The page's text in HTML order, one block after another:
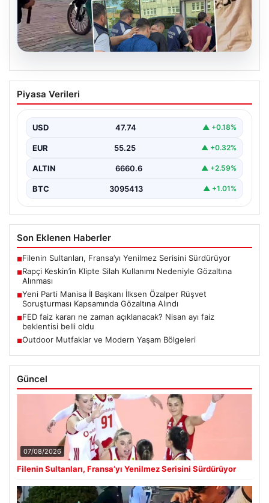
Rapçi Keskin’in Klipte Silah Kullanımı
Nedeniyle Gözaltına Alınması
rapçi Yüşa Keskin, son yaptığı müzik klibinde…
Piyasa Verileri
USD 47.74 ▲ +0.18%
EUR 55.25 ▲ +0.32%
ALTIN 6660.6 ▲ +2.59%
BTC 3095413 ▲ +1.01%
Son Eklenen Haberler
■Filenin Sultanları, Fransa’yı Yenilmez Serisini Sürdürüyor
■Rapçi Keskin’in Klipte Silah Kullanımı Nedeniyle Gözaltına
Alınması
■Yeni Parti Manisa İl Başkanı İlksen Özalper Rüşvet
Soruşturması Kapsamında Gözaltına Alındı
■FED faiz kararı ne zaman açıklanacak? Nisan ayı faiz
beklentisi belli oldu
■Outdoor Mutfaklar ve Modern Yaşam Bölgeleri
Güncel
07/08/2026
Filenin Sultanları, Fransa’yı Yenilmez Serisini Sürdürüyor